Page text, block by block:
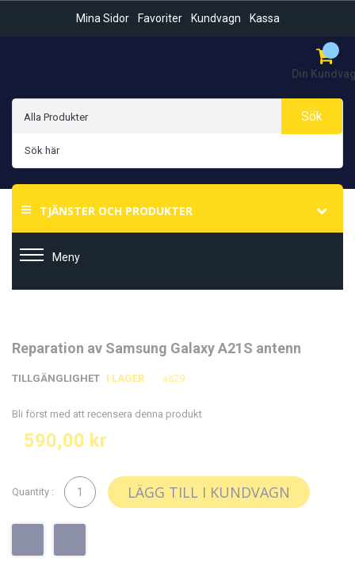
Mina Sidor Favoriter Kundvagn Kassa
Din
Sök
TJÄNSTER OCH PRODUKTER
Meny
till
av
till
av
Reparation av Samsung Galaxy A21S antenn
TILLGÄNGLIGHET I LAGER as29
Bli först med att recensera denna produkt
590,00 kr
Quantity : LÄGG TILL I KUNDVAGN